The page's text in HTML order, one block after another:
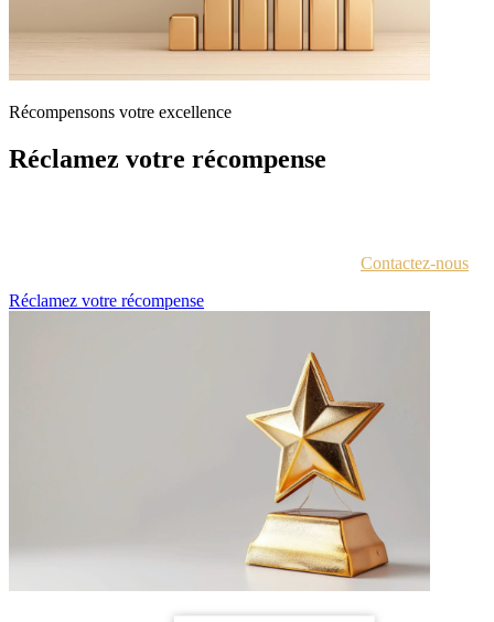
Récompensons votre excellence
Réclamez votre récompense
Contactez-nous
Réclamez votre récompense